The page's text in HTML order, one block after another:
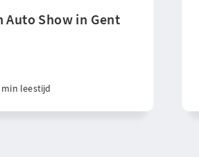
Auto Show in Gent
min leestijd